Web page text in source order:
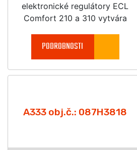
elektronické regulátory ECL
Comfort 210 a 310 vytvára
vášho vykurovacieho systému a
PODROBNOSTI
A333 obj.č.: 087H3818